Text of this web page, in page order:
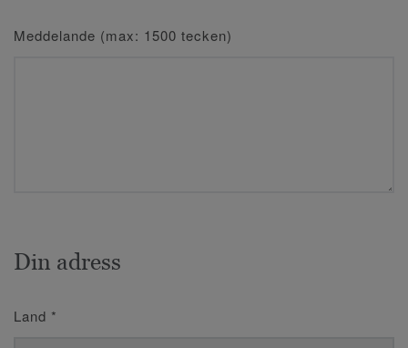
Meddelande (max: 1500 tecken)
Din adress
Land *